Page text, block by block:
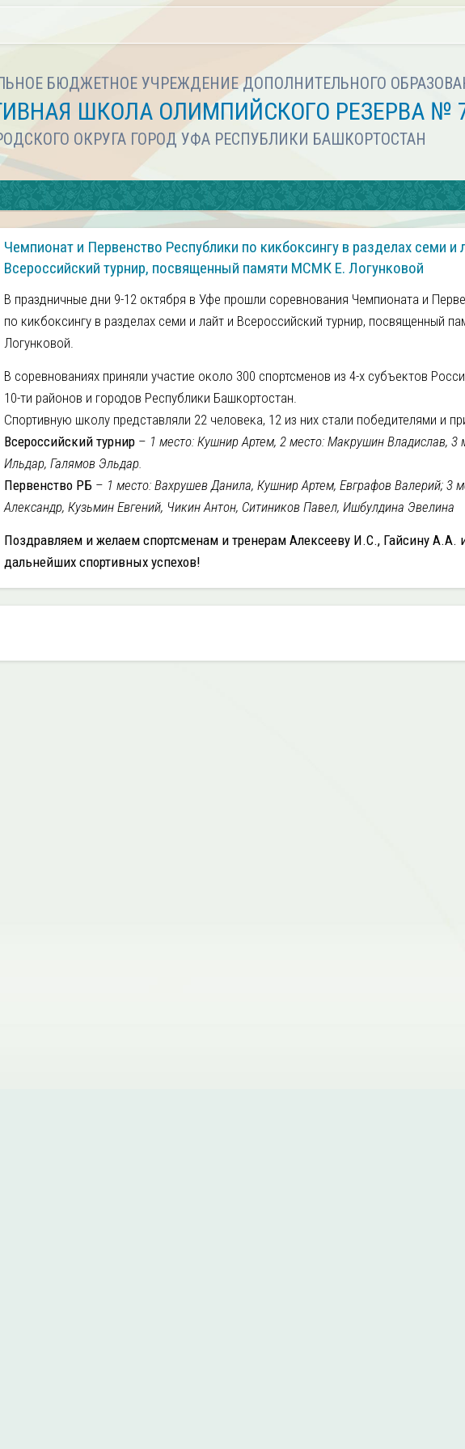
БЮДЖЕТНОЕ УЧРЕЖДЕНИЕ ДОПОЛНИТЕЛЬНОГО
ШКОЛА ОЛИМПИЙСКОГО РЕЗЕРВА №
ОКРУГА ГОРОД УФА РЕСПУБЛИКИ БАШКОРТОСТАН
Чемпионат и Первенство Республики по кикбоксингу в разделах семи и
Всероссийский турнир, посвященный памяти МСМК Е. Логунковой
В праздничные дни 9-12 октября в Уфе прошли соревнования Чемпионата и
по кикбоксингу в разделах семи и лайт и Всероссийский турнир, посвященный
Логунковой.
В соревнованиях приняли участие около 300 спортсменов из 4-х субъектов
10-ти районов и городов Республики Башкортостан.
Спортивную школу представляли 22 человека, 12 из них стали победителями и
Всероссийский турнир – 1 место: Кушнир Артем, 2 место: Макрушин Владислав, 3
Ильдар, Галямов Эльдар.
Первенство РБ – 1 место: Вахрушев Данила, Кушнир Артем, Евграфов Валерий; 3
Александр, Кузьмин Евгений, Чикин Антон, Ситиников Павел, Ишбулдина Эвелина
Поздравляем и желаем спортсменам и тренерам Алексееву И.С., Гайсину А.А.
дальнейших спортивных успехов!